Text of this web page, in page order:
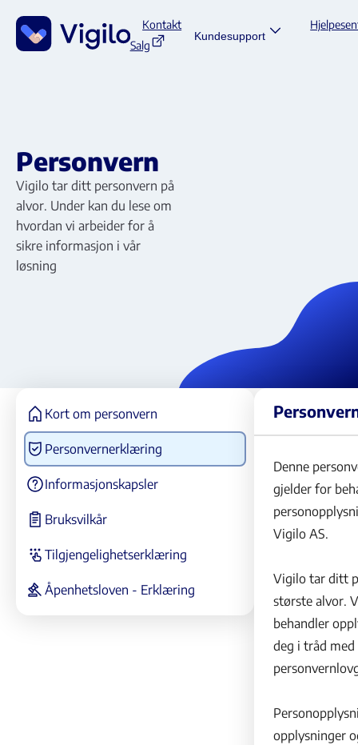
Kontakt
Salg
Kundesupport
Personvern
Vigilo tar ditt personvern på
alvor. Under kan du lese om
hvordan vi arbeider for å
sikre informasjon i vår
løsning
Kort om personvern
Personvernerklæring
Informasjonskapsler
Bruksvilkår
Tilgjengelighetserklæring
Åpenhetsloven - Erklæring
Denne
gjelder for
Vigilo AS.
Vigilo tar ditt
største alvor.
behandler
deg i tråd med
opplysninger